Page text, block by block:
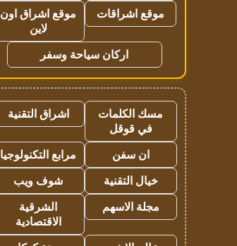
موقع اشراقات
موقع اشراق اون
لاين
اركان سياحة وسفر
مسك الكلمات
في قوقل
اشراق التقنية
ان سفن
مرابع التكنولوجيا
خيال التقنية
شوف ويب
مجلة الاسهم
الشرقية
الاقتصادية